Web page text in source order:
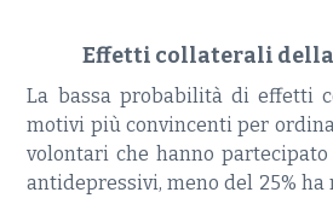
Effetti collaterali
La bassa probabilità di effetti
motivi più convincenti per
volontari che hanno
antidepressivi, meno del 25%